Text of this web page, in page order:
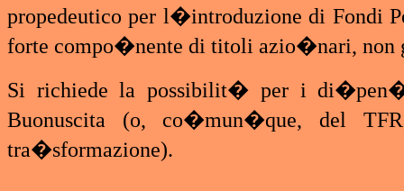
propedeutico per l�introduzione di
forte compo�nente di titoli azio�nari, non
Si richiede la possibilit� per i
Buonuscita (o, co�mun�que, del
tra�sformazione).